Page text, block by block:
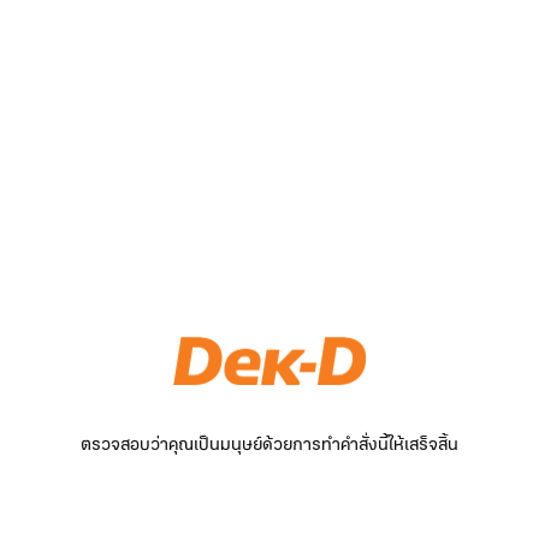
ตรวจสอบว่าคุณเป็นมนุษย์ด้วยการทำคำสั่งนี้ให้เสร็จสิ้น